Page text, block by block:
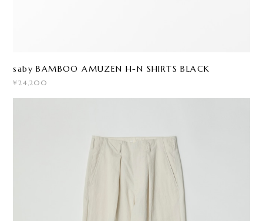
saby BAMBOO AMUZEN H-N SHIRTS BLACK
¥24,200